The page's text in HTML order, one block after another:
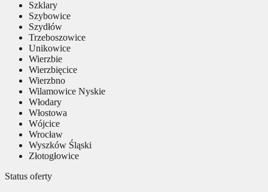
Szklary
Szybowice
Szydłów
Trzeboszowice
Unikowice
Wierzbie
Wierzbięcice
Wierzbno
Wilamowice Nyskie
Włodary
Włostowa
Wójcice
Wrocław
Wyszków Śląski
Złotogłowice
Status oferty